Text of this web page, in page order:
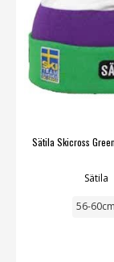
Sätila Skicross
Sätila
56-60cm